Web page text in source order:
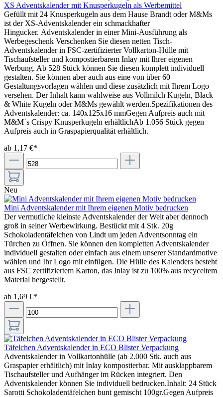
XS Adventskalender mit Knusperkugeln als Werbemittel
Gefüllt mit 24 Knusperkugeln aus dem Hause Brandt oder M&Ms
ist der XS-Adventskalender ein schmackhafter
Hingucker. Adventskalender in einer Mini-Ausführung als
Werbegeschenk Verschenken Sie diesen netten Tisch-
Adventskalender in FSC-zertifizierter Vollkarton-Hülle mit
Tischaufsteller und kompostierbarem Inlay mit Ihrer eigenen
Werbung. Ab 528 Stück können Sie diesen komplett individuell
gestalten. Sie können aber auch aus eine von über 60
Gestaltungsvorlagen wählen und diese zusätzlich mit Ihrem Logo
versehen. Der Inhalt kann wahlweise aus Vollmilch Kugeln, Black
& White Kugeln oder M&Ms gewählt werden.Spezifikationen des
Adventskalender: ca. 140x125x16 mmGegen Aufpreis auch mit
M&M´s Crispy Knusperkugeln erhältlichAb 1.056 Stück gegen
Aufpreis auch in Graspapierqualität erhältlich.
ab 1,17 €*
Neu
Mini Adventskalender mit Ihrem eigenen Motiv bedrucken
Der vermutliche kleinste Adventskalender der Welt aber dennoch
groß in seiner Werbewirkung. Bestückt mit 4 Stk. 20g
Schokoladentäfelchen von Lindt um jeden Adventsonntag ein
Türchen zu Öffnen. Sie können den kompletten Adventskalender
individuell gestalten oder einfach aus einem unserer Standardmotive
wählen und Ihr Logo mit einfügen. Die Hülle des Kalenders besteht
aus FSC zertifiziertem Karton, das Inlay ist zu 100% aus recyceltem
Material hergestellt.
ab 1,69 €*
Täfelchen Adventskalender in ECO Blister Verpackung
Adventskalender in Vollkartonhülle (ab 2.000 Stk. auch aus
Graspapier erhältlich) mit Inlay kompostierbar. Mit ausklappbarem
Tischaufsteller und Aufhänger im Rücken integriert. Den
Adventskalender können Sie individuell bedrucken.Inhalt: 24 Stück
Sarotti Schokoladentäfelchen bunt gemischt 100gr.Gegen Aufpreis